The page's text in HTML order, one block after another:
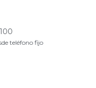
teléfono fijo